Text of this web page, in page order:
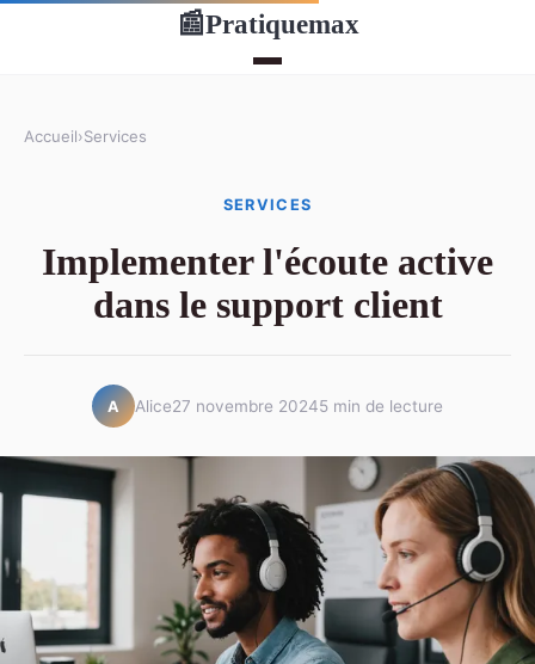
📰Pratiquemax
Accueil›Services
SERVICES
Implementer l'écoute active
dans le support client
A Alice27 novembre 20245 min de lecture